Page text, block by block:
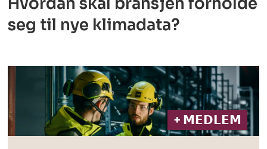
seg til nye klimadata?
+ 𝗠𝗘𝗗𝗟𝗘𝗠